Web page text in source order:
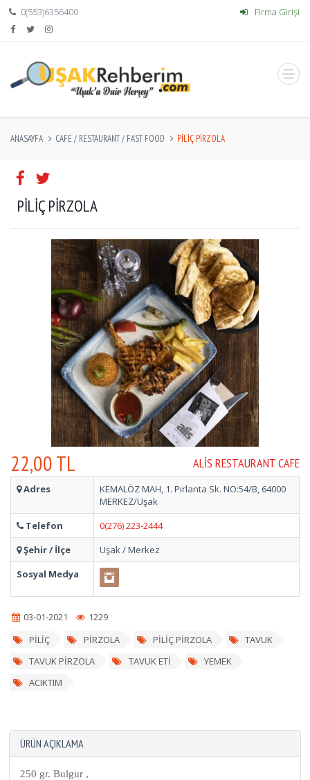
0(553)6356400 Firma Girişi
ANASAYFA CAFE / RESTAURANT / FAST FOOD PİLİÇ PİRZOLA
PİLİÇ PİRZOLA
ALIS RESTAURANT CAFE
22,00 TL
Adres
KEMALÖZ MAH, 1. Pırlanta Sk. NO:54/B, 64000
MERKEZ/Uşak
Telefon
0(276) 223-2444
Şehir / İlçe
Uşak / Merkez
Sosyal Medya
03-01-2021
1229
PİLİÇ
PİRZOLA PİLİÇ PİRZOLA
TAVUK
TAVUK PİRZOLA
TAVUK ETİ
YEMEK
ACIKTIM
ÜRÜN AÇIKLAMA
250 gr. Bulgur ,